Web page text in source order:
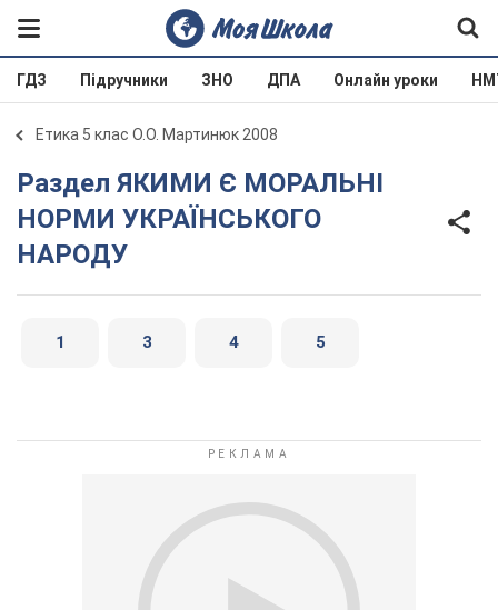
ГДЗ Підручники ЗНО ДПА Онлайн уроки
Етика 5 клас О.О. Мартинюк 2008
Раздел ЯКИМИ Є МОРАЛЬНІ
НОРМИ УКРАЇНСЬКОГО
НАРОДУ
1 3 4 5